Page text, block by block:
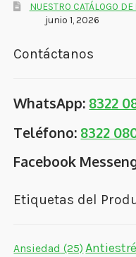
NUESTRO CATÁLOGO DE
junio 1, 2026
Contáctanos
WhatsApp: 8322
Teléfono: 8322
Facebook
Etiquetas del
Ansiedad (25)